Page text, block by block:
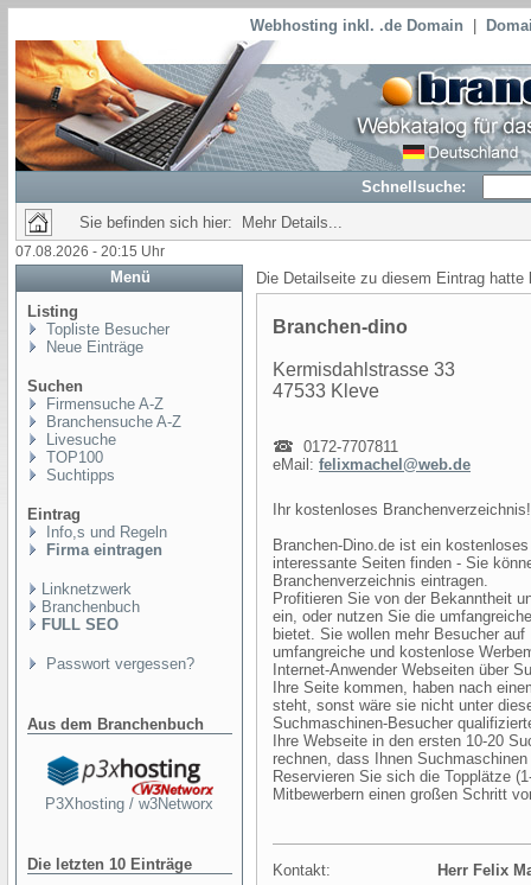
Webhosting inkl. .de Domain
Schnellsuche:
Sie befinden sich hier: Mehr Details...
07.08.2026 - 20:15 Uhr
Menü
Listing
Topliste Besucher
Neue Einträge
Suchen
Firmensuche A-Z
Branchensuche A-Z
Livesuche
TOP100
Suchtipps
Eintrag
Info,s und Regeln
Firma eintragen
Linknetzwerk
Branchenbuch
FULL SEO
Passwort vergessen?
Aus dem Branchenbuch
P3Xhosting / w3Networx
Die letzten 10 Einträge
Die Detailseite zu diesem Eintrag
Branchen-dino
Kermisdahlstrasse 33
47533 Kleve
0172-7707811
eMail: felixmachel@web.de
Ihr kostenloses Branchenverzeichnis!
Branchen-Dino.de ist ein
interessante Seiten finden - Sie
Branchenverzeichnis eintragen.
Profitieren Sie von der Bekanntheit
ein, oder nutzen Sie die
bietet. Sie wollen mehr Besucher
umfangreiche und kostenlose
Internet-Anwender Webseiten über
Ihre Seite kommen, haben nach
steht, sonst wäre sie nicht unter
Suchmaschinen-Besucher
Ihre Webseite in den ersten 10-20
rechnen, dass Ihnen
Reservieren Sie sich die Topplätze
Mitbewerbern einen großen Schritt
Kontakt:
Herr Felix